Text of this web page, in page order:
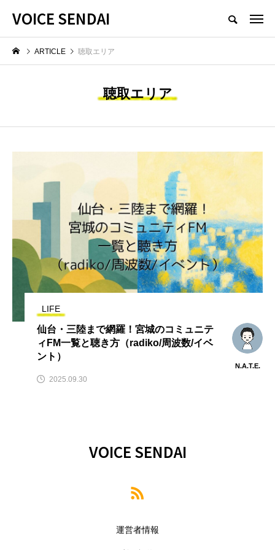
VOICE SENDAI
ARTICLE 聴取エリア
聴取エリア
LIFE
仙台・三陸まで網羅！宮城のコミュニテ
ィFM一覧と聴き方（radiko/周波数/イベ
ント）
N.A.T.E.
2025.09.30
VOICE SENDAI
運営者情報